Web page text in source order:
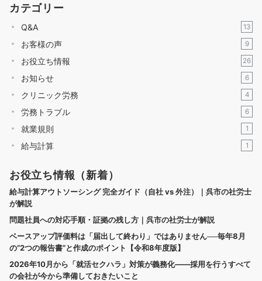
カテゴリー
Q&A 13
お客様の声 9
お役立ち情報 26
お知らせ 6
クリニック労務 4
労務トラブル 6
就業規則 1
給与計算 1
お役立ち情報（新着）
給与計算アウトソーシング 完全ガイド（自社 vs 外注）｜呉市の社労士
が解説
問題社員への対応手順・証拠の残し方｜呉市の社労士が解説
ベースアップ評価料は「届出して終わり」ではありません──毎年8月
の”2つの報告書”と作成のポイント【令和8年度版】
2026年10月から「就活セクハラ」対策が義務化——採用を行うすべて
の会社が今から準備しておきたいこと